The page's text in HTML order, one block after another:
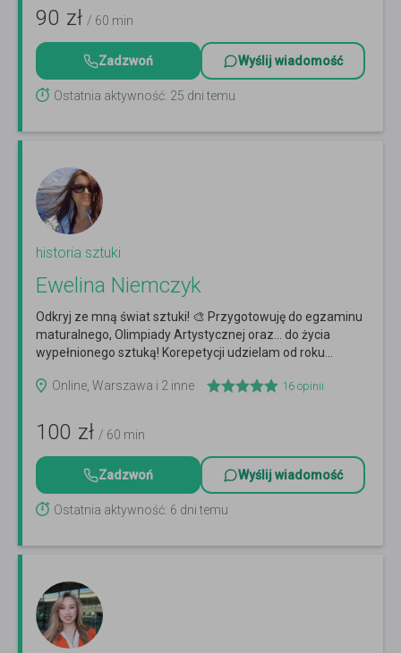
90 zł / 60 min
Zadzwoń Wyślij wiadomość
Ostatnia aktywność: 25 dni temu
historia sztuki
Ewelina Niemczyk
Odkryj ze mną świat sztuki! 🎨 Przygotowuję do egzaminu
maturalnego, Olimpiady Artystycznej oraz… do życia
wypełnionego sztuką! Korepetycji udzielam od roku...
Online, Warszawa i 2 inne
16 opinii
100 zł / 60 min
Zadzwoń Wyślij wiadomość
Ostatnia aktywność: 6 dni temu